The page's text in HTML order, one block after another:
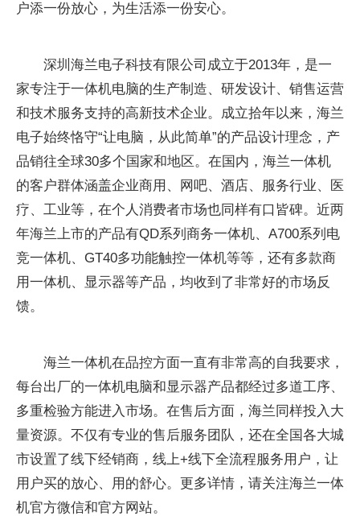
户添一份放心，为生活添一份安心。
深圳海兰电子科技有限公司成立于2013年，是一
家专注于一体机电脑的生产制造、研发设计、销售运营
和技术服务支持的高新技术企业。成立拾年以来，海兰
电子始终恪守“让电脑，从此简单”的产品设计理念，产
品销往全球30多个国家和地区。在国内，海兰一体机
的客户群体涵盖企业商用、网吧、酒店、服务行业、医
疗、工业等，在个人消费者市场也同样有口皆碑。近两
年海兰上市的产品有QD系列商务一体机、A700系列电
竞一体机、GT40多功能触控一体机等等，还有多款商
用一体机、显示器等产品，均收到了非常好的市场反
馈。
海兰一体机在品控方面一直有非常高的自我要求，
每台出厂的一体机电脑和显示器产品都经过多道工序、
多重检验方能进入市场。在售后方面，海兰同样投入大
量资源。不仅有专业的售后服务团队，还在全国各大城
市设置了线下经销商，线上+线下全流程服务用户，让
用户买的放心、用的舒心。更多详情，请关注海兰一体
机官方微信和官方网站。